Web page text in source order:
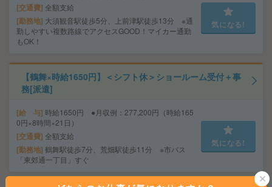
交通費 全額支給
勤務地 大須観音駅徒歩5分、上前津駅徒歩13分 ※通
勤しやすい複数路線でアクセスGOOD！マイカー通勤
もOK！
気になる!
【鶴舞×時給1650円】＜シフト休＞ショールーム受付＋事
務[派遣]
給 与 時給1650円 ●月収例：277,200円（時給165
0円×8時間×21日）
交通費 全額支給
勤務地 鶴舞駅徒歩7分、荒畑駅徒歩11分 ※市バス
「東郊通一丁目」すぐ
気になる!